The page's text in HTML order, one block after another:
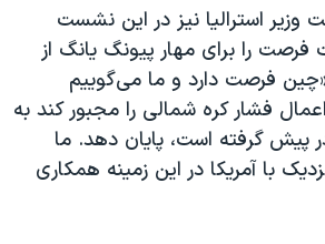
به چین
وزیر استرالیا نیز در این نشست
را برای مهار پیونگ یانگ از
فرصت دارد و ما می‌گوییم
فشار کره شمالی را مجبور کند به
پیش گرفته است، پایان دهد. ما
با آمریکا در این زمینه همکاری